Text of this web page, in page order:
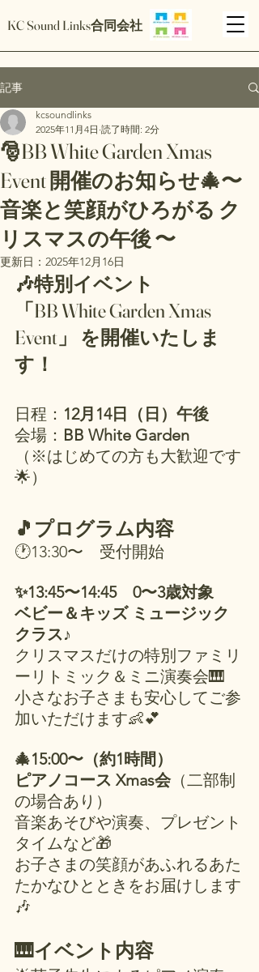
KC Sound Links合同会社
記事
🎅BB White Garden Xmas
Event 開催のお知らせ🎄〜
音楽と笑顔がひろがる ク
リスマスの午後 〜
kcsoundlinks
2025年11月4日 読了時間: 2分
更新日： 2025年12月16日
🎶特別イベント
「BB White Garden Xmas
Event」
を開催いたしま
す！
日程： 12月14日（日）午後
会場： BB White Garden
（※はじめての方も大歓迎です
🌟）
🎵プログラム内容
🕐13:30〜　受付開始
✨13:45〜14:45　0〜3歳対象
ベビー＆キッズ ミュージック
クラス♪
クリスマスだけの特別ファミリ
ーリトミック＆ミニ演奏会🎹
小さなお子さまも安心してご参
加いただけます👶💕
🎄15:00〜（約1時間）
ピアノコース Xmas会（二部制
の場合あり）
音楽あそびや演奏、プレゼント
タイムなど🎁
お子さまの笑顔があふれるあた
たかなひとときをお届けします
🎶
🎹イベント内容